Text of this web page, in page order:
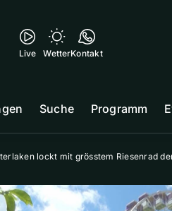
Live WetterKontakt
Suche Programm
lockt mit grösstem Riesenrad